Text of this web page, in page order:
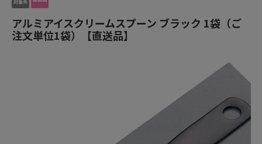
アルミアイスクリームスプーン ブラック 1袋（ご
注文単位1袋）【直送品】